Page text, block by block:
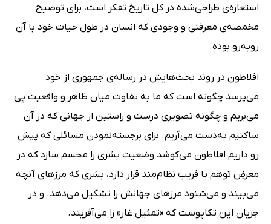
استعاره‌ی طراحی‌شده در کل تاریخ تفکر است، برای توضیح
مخمصه‌ی معرفتی و وجودی که انسان در طول حیات خود با آن
روبه‌رو بوده.
افلاطون در روند بحث‌هایش در رساله‌ی جمهوری از خود
می‌پرسد چگونه است که ما به تفاوت میان ظاهر و واقعیت پی
می‌بریم و چگونه تصویری درست و راستین از جهانی که در آن
ساکنیم به‌دست می‌آریم. برای برجسته‌نمودن مسائلی که پیش
رو داریم افلاطون می‌کوشد وضعیت بشری را مجسم سازد که در
معرضِ توهم یا فریب نظام‌مند قرار دارد، بشری که مرزهای آنچه
می‌بیند و می‌شنود مرزهای جهانش را تشکیل می‌دهد. و در
جریان این تکاپوست که «تمثیل غار» را می‌آفریند.